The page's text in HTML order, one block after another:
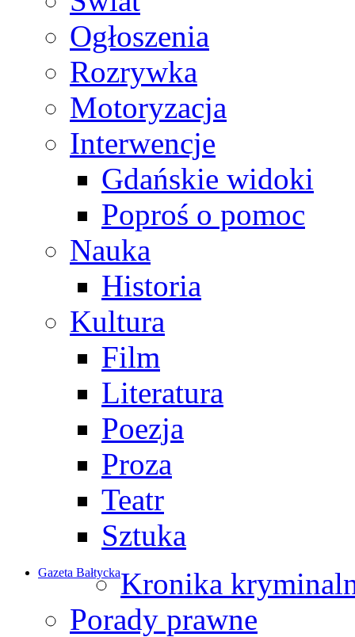
Ogłoszenia
Rozrywka
Motoryzacja
Interwencje
Gdańskie widoki
Poproś o pomoc
Nauka
Historia
Kultura
Film
Literatura
Poezja
Proza
Teatr
Sztuka
Gazeta BałtyckaKronika
Porady prawne